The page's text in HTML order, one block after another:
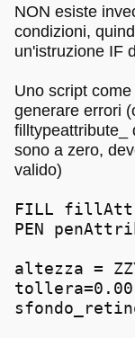
NON esiste
condizioni,
un'istruzione IF
Uno script
generare errori
filltypeattribute_
sono a zero,
valido)
FILL
PEN
altezza =